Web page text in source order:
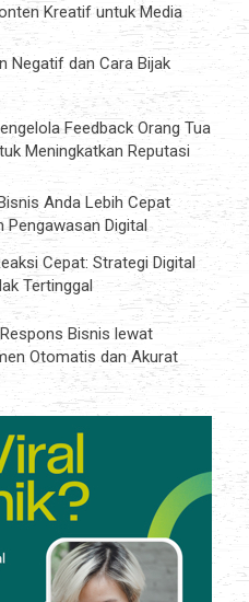
Kreatif untuk Media
Negatif dan Cara Bijak
Feedback Orang Tua
Meningkatkan Reputasi
Anda Lebih Cepat
Pengawasan Digital
Cepat: Strategi Digital
Tertinggal
Bisnis lewat
Otomatis dan Akurat